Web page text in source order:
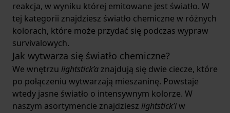
reakcja, w wyniku której emitowane jest światło. W
tej kategorii znajdziesz światło chemiczne w różnych
kolorach, które może przydać się podczas wypraw
survivalowych.
Jak wytwarza się światło chemiczne?
We wnętrzu lightstick’aznajdują się dwie ciecze, które
po połączeniu wytwarzają mieszaninę. Powstaje
wtedy jasne światło o intensywnym kolorze. W
naszym asortymencie znajdziesz lightstick’iw